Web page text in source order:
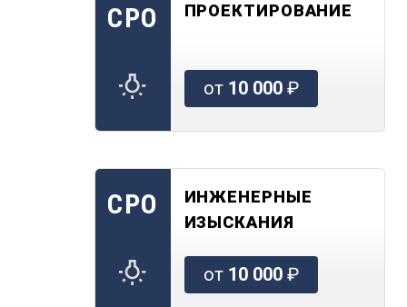
СРО ПРОЕКТИРОВАНИЕ
от 10 000₽
СРО
ИНЖЕНЕРНЫЕ
ИЗЫСКАНИЯ
от 10 000₽